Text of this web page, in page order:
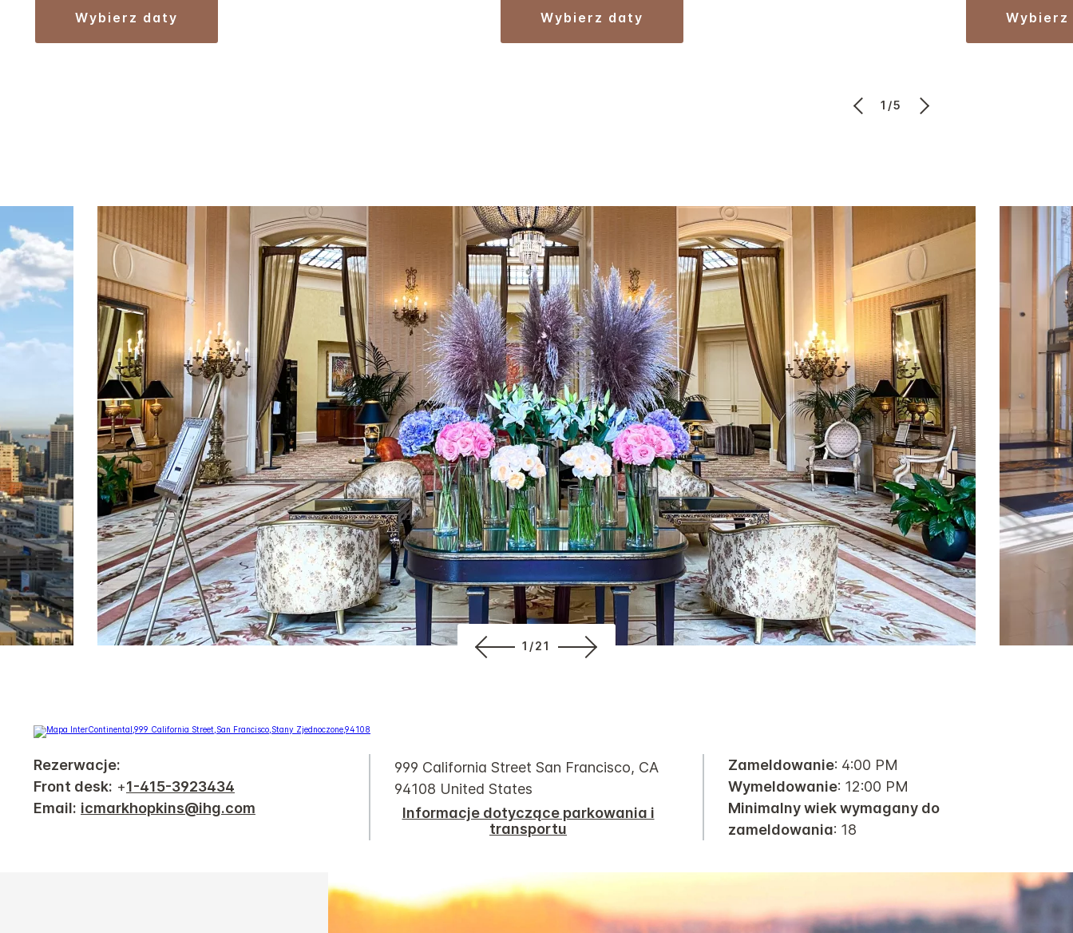
wybierz daty wybierz daty
1/5
1/21
Rezerwacje:
Front desk: +1-415-3923434
Email: icmarkhopkins@ihg.com
999 California Street San Francisco, CA
94108 United States
Informacje dotyczące parkowania i
transportu
Zameldowanie: 4:00 PM
Wymeldowanie: 12:00 PM
Minimalny wiek wymagany do
zameldowania: 18